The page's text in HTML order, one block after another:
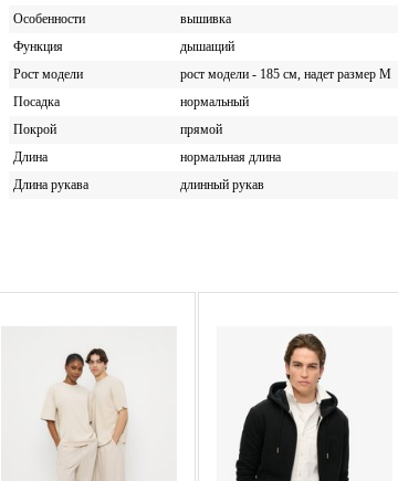
Особенности
вышивка
Функция
дышащий
Рост модели
рост модели - 185 см, надет размер M
Посадка
нормальный
Покрой
прямой
Длина
нормальная длина
Длина рукава
длинный рукав